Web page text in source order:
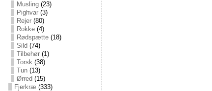
Musling(23)
Pighvar(3)
Rejer(80)
Rokke(4)
Rødspætte(18)
Sild (74)
Tilbehør(1)
Torsk(38)
Tun(13)
Ørred (15)
Fjerkræ (333)